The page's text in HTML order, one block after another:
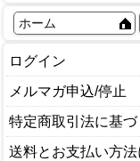
ホーム
ログイン
メルマガ申込/停止
特定商取引法に基
送料とお支払い方法